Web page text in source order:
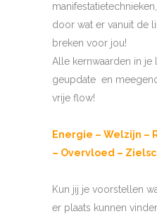
door wat er vanuit de
breken voor jou!
Alle kernwaarden in je
geupdate en
vrije flow!
Energie – Welzijn –
– Overvloed –
Kun jij je voorstellen
er plaats kunnen